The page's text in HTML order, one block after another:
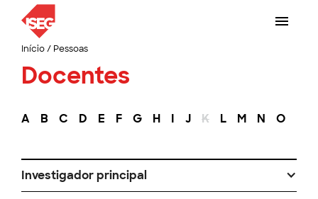
Início/ Pessoas
Docentes
A B C D E F G H I J K L M N O
Investigador principal